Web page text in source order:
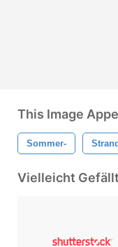
This Image
Sommer- Strand
Vielleicht